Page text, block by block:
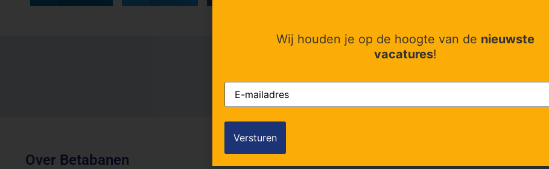
Over Betabanen
Wij houden je op de hoogte van de nieuwste
vacatures!
E-
mailadres(Vereist)